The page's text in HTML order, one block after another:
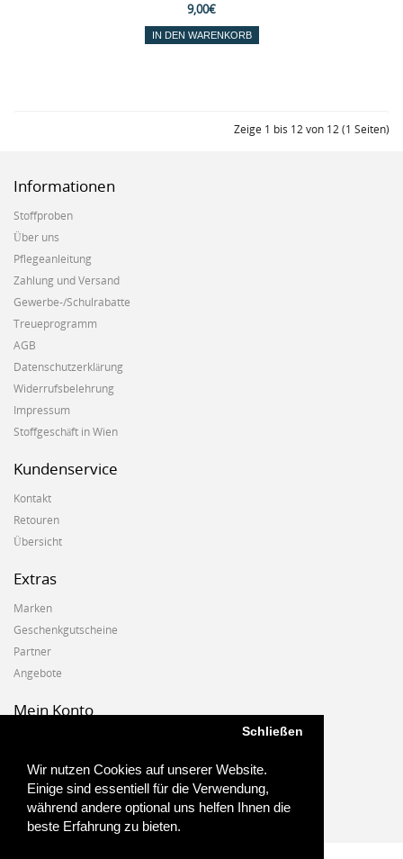
Wir nutzen Cookies auf unserer Website.
Einige sind essentiell für die Verwendung,
während andere optional uns helfen Ihnen die
beste Erfahrung zu bieten.
Schließen
9,00€
Zeige 1 bis 12 von 12 (1 Seiten)
Informationen
Stoffproben
Über uns
Pflegeanleitung
Zahlung und Versand
Gewerbe-/Schulrabatte
Treueprogramm
AGB
Datenschutzerklärung
Widerrufsbelehrung
Impressum
Stoffgeschäft in Wien
Kundenservice
Kontakt
Retouren
Übersicht
Extras
Marken
Geschenkgutscheine
Partner
Angebote
Mein Konto
Auftragshistorie
Wunschzettel
Newsletter